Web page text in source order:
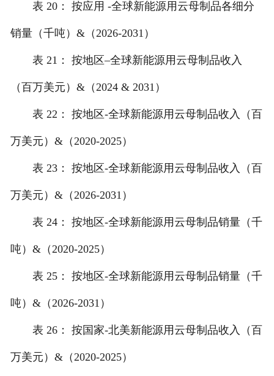
表 20： 按应用 -全球新能源用云母制品各细分
销量（千吨）&（2026-2031）
表 21： 按地区–全球新能源用云母制品收入
（百万美元）&（2024 & 2031）
表 22： 按地区-全球新能源用云母制品收入（百
万美元）&（2020-2025）
表 23： 按地区-全球新能源用云母制品收入（百
万美元）&（2026-2031）
表 24： 按地区-全球新能源用云母制品销量（千
吨）&（2020-2025）
表 25： 按地区-全球新能源用云母制品销量（千
吨）&（2026-2031）
表 26： 按国家-北美新能源用云母制品收入（百
万美元）&（2020-2025）